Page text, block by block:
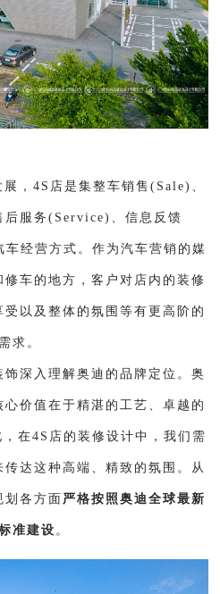
，4S店是集整车销售(Sale)、
服务(Service)、信息反馈
经营方式。作为汽车营销的媒
车的地方，客户对店内的装修
以及整体的氛围等有更高阶的
需求。
深入理解奥迪的品牌定位。奥
价值在于精湛的工艺、卓越的
在4S店的装修设计中，我们需
达这种高端、精致的氛围。从
划各方面 严格按照奥迪全球最新
准建设 。